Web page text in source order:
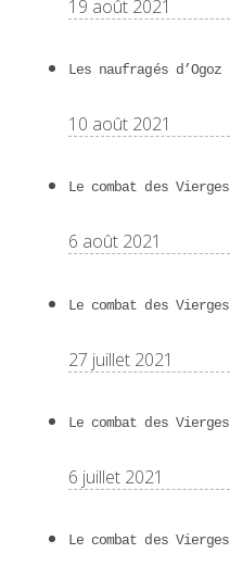
19 août 2021
Les naufragés d’Ogoz
10 août 2021
Le combat des Vierges
6 août 2021
Le combat des Vierges
27 juillet 2021
Le combat des Vierges
6 juillet 2021
Le combat des Vierges